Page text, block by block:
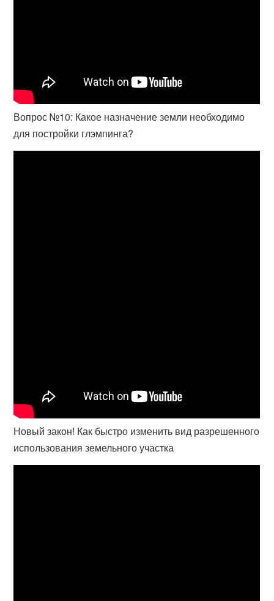
Вопрос №10: Какое назначение земли необходимо
для постройки глэмпинга?
Новый закон! Как быстро изменить вид разрешенного
использования земельного участка